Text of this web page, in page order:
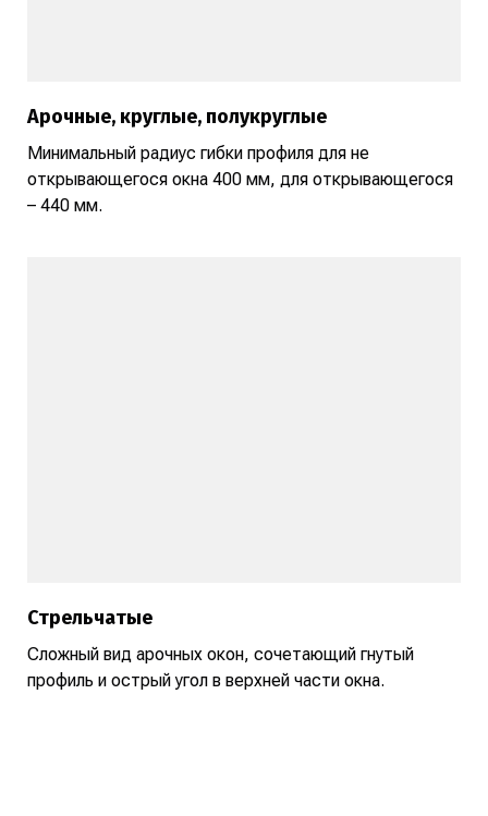
Арочные, круглые, полукруглые
Минимальный радиус гибки профиля для не
открывающегося окна 400 мм, для открывающегося
– 440 мм.
Стрельчатые
Сложный вид арочных окон, сочетающий гнутый
профиль и острый угол в верхней части окна.